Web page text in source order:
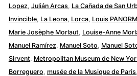
Lopez Julián Arcas La Cañada de San
Invincible, La Leona, Lorca, Louis
Marie Josèphe Morlaut Louise-Anne
Manuel Ramírez Manuel Soto Manuel
Sirvent Metropolitan Museum de New
Borreguero musée de la Musique de Paris